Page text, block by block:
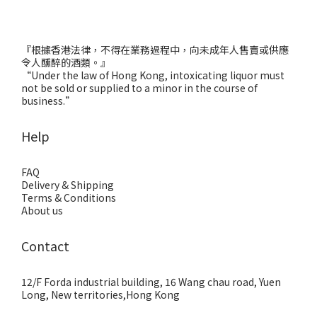
『根據香港法律，不得在業務過程中，向未成年人售賣或供應
令人醺醉的酒類。』
“Under the law of Hong Kong, intoxicating liquor must
not be sold or supplied to a minor in the course of
business.”
Help
FAQ
Delivery & Shipping
Terms & Conditions
About us
Contact
12/F Forda industrial building, 16 Wang chau road, Yuen
Long, New territories,Hong Kong